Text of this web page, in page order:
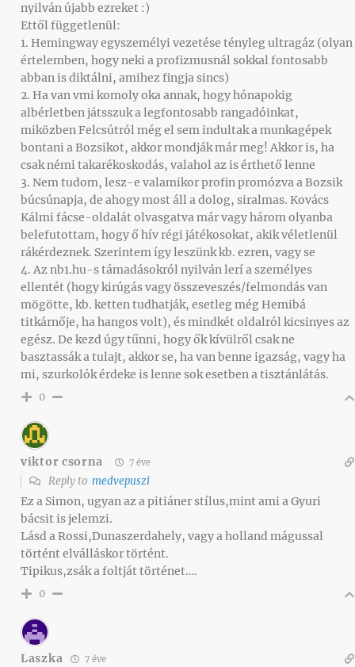
nyilván újabb ezreket :)
Ettől függetlenül:
1. Hemingway egyszemélyi vezetése tényleg ultragáz (olyan
értelemben, hogy neki a profizmusnál sokkal fontosabb
abban is diktálni, amihez fingja sincs)
2. Ha van vmi komoly oka annak, hogy hónapokig
albérletben játsszuk a legfontosabb rangadóinkat,
miközben Felcsútról még el sem indultak a munkagépek
bontani a Bozsikot, akkor mondják már meg! Akkor is, ha
csak némi takarékoskodás, valahol az is érthető lenne
3. Nem tudom, lesz-e valamikor profin promózva a Bozsik
búcsúnapja, de ahogy most áll a dolog, siralmas. Kovács
Kálmi fácse-oldalát olvasgatva már vagy három olyanba
belefutottam, hogy ő hív régi játékosokat, akik véletlenül
rákérdeznek. Szerintem így leszünk kb. ezren, vagy se
4. Az nb1.hu-s támadásokról nyilván lerí a személyes
ellentét (hogy kirúgás vagy összeveszés/felmondás van
mögötte, kb. ketten tudhatják, esetleg még Hemibá
titkárnője, ha hangos volt), és mindkét oldalról kicsinyes az
egész. De kezd úgy tűnni, hogy ők kívülről csak ne
basztassák a tulajt, akkor se, ha van benne igazság, vagy ha
mi, szurkolók érdeke is lenne sok esetben a tisztánlátás.
0
viktor csorna 7 éve
Reply to medvepuszi
Ez a Simon, ugyan az a pitiáner stílus,mint ami a Gyuri
bácsit is jelemzi.
Lásd a Rossi,Dunaszerdahely, vagy a holland mágussal
történt elválláskor történt.
Tipikus,zsák a foltját történet….
0
Laszka 7 éve